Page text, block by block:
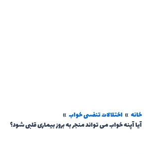
خانه
اختلالات تنفسی خواب
آیا آپنه خواب می تواند منجر به بروز بیماری قلبی شود؟